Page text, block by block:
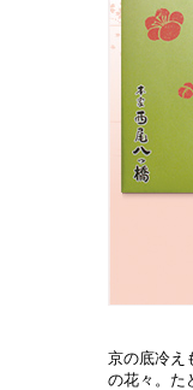
京の底冷え
の花々。た